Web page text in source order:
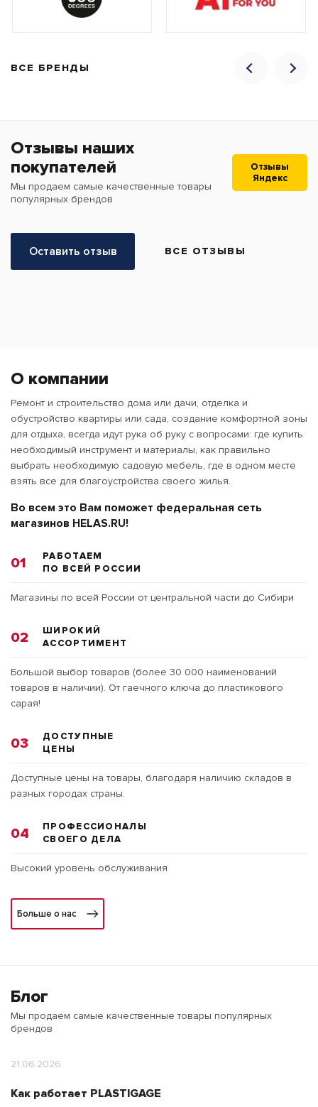
ВСЕ БРЕНДЫ
Отзывы наших
покупателей
Мы продаем самые качественные товары
популярных брендов
Отзывы
Яндекс
Оставить отзыв ВСЕ ОТЗЫВЫ
01
РАБОТАЕМ
ПО ВСЕЙ РОССИИ
Магазины по всей России от центральной части до Сибири
02
ШИРОКИЙ
АССОРТИМЕНТ
Большой выбор товаров (более 30 000 наименований
товаров в наличии). От гаечного ключа до пластикового
сарая!
03
ДОСТУПНЫЕ
ЦЕНЫ
Доступные цены на товары, благодаря наличию складов в
разных городах страны.
04
ПРОФЕССИОНАЛЫ
СВОЕГО ДЕЛА
Высокий уровень обслуживания
О компании
Ремонт и строительство дома или дачи, отделка и
обустройство квартиры или сада, создание комфортной зоны
для отдыха, всегда идут рука об руку с вопросами: где купить
необходимый инструмент и материалы, как правильно
выбрать необходимую садовую мебель, где в одном месте
взять все для благоустройства своего жилья.
Во всем это Вам поможет федеральная сеть
магазинов HELAS.RU!
Больше о нас
Блог
Мы продаем самые качественные товары популярных
брендов
21.06.2026
Как работает PLASTIGAGE